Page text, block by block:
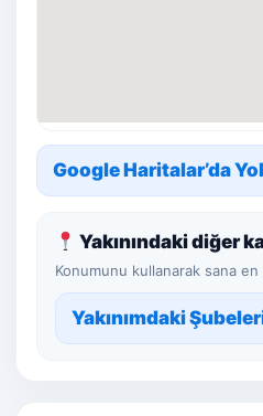
Google Haritalar’da
Yakınındaki diğer
Konumunu kullanarak sana
Yakınımdaki